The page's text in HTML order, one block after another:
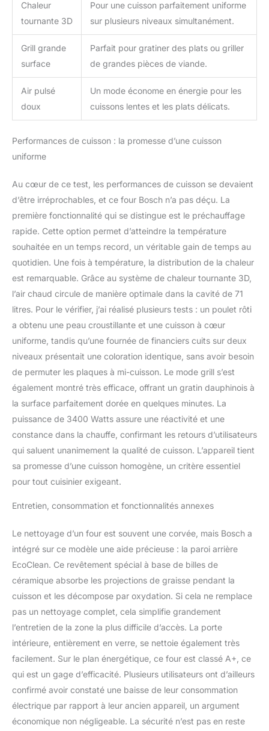
Chaleur
tournante 3D
Pour une cuisson parfaitement uniforme
sur plusieurs niveaux simultanément.
Grill grande
surface
Parfait pour gratiner des plats ou griller
de grandes pièces de viande.
Air pulsé
doux
Un mode économe en énergie pour les
cuissons lentes et les plats délicats.
Performances de cuisson : la promesse d’une cuisson
uniforme
Au cœur de ce test, les performances de cuisson se devaient
d’être irréprochables, et ce four Bosch n’a pas déçu. La
première fonctionnalité qui se distingue est le préchauffage
rapide. Cette option permet d’atteindre la température
souhaitée en un temps record, un véritable gain de temps au
quotidien. Une fois à température, la distribution de la chaleur
est remarquable. Grâce au système de chaleur tournante 3D,
l’air chaud circule de manière optimale dans la cavité de 71
litres. Pour le vérifier, j’ai réalisé plusieurs tests : un poulet rôti
a obtenu une peau croustillante et une cuisson à cœur
uniforme, tandis qu’une fournée de financiers cuits sur deux
niveaux présentait une coloration identique, sans avoir besoin
de permuter les plaques à mi-cuisson. Le mode grill s’est
également montré très efficace, offrant un gratin dauphinois à
la surface parfaitement dorée en quelques minutes. La
puissance de 3400 Watts assure une réactivité et une
constance dans la chauffe, confirmant les retours d’utilisateurs
qui saluent unanimement la qualité de cuisson. L’appareil tient
sa promesse d’une cuisson homogène, un critère essentiel
pour tout cuisinier exigeant.
Entretien, consommation et fonctionnalités annexes
Le nettoyage d’un four est souvent une corvée, mais Bosch a
intégré sur ce modèle une aide précieuse : la paroi arrière
EcoClean. Ce revêtement spécial à base de billes de
céramique absorbe les projections de graisse pendant la
cuisson et les décompose par oxydation. Si cela ne remplace
pas un nettoyage complet, cela simplifie grandement
l’entretien de la zone la plus difficile d’accès. La porte
intérieure, entièrement en verre, se nettoie également très
facilement. Sur le plan énergétique, ce four est classé A+, ce
qui est un gage d’efficacité. Plusieurs utilisateurs ont d’ailleurs
confirmé avoir constaté une baisse de leur consommation
électrique par rapport à leur ancien appareil, un argument
économique non négligeable. La sécurité n’est pas en reste